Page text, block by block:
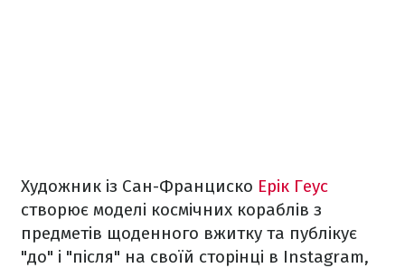
Художник із Сан-Франциско Ерік Геус
створює моделі космічних кораблів з
предметів щоденного вжитку та публікує
"до" і "після" на своїй сторінці в Instagram,